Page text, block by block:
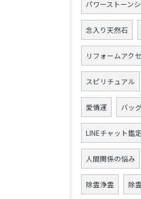
パワーストーン
念入り天然石
リフォームアク
スピリチュアル
愛情運 バッ
LINEチャット鑑定
人間関係の悩み
除霊浄霊 除霊